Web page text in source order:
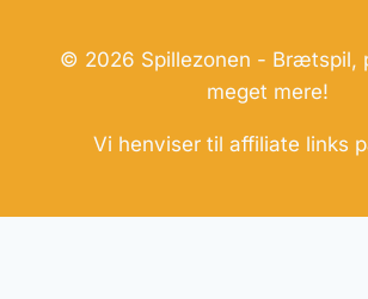
© 2026 Spillezonen - Brætspil,
meget mere!
Vi henviser til affiliate links